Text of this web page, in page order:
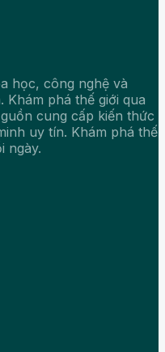
học, công nghệ và
Khám phá thế giới qua
cung cấp kiến thức
uy tín. Khám phá thế
ngày.